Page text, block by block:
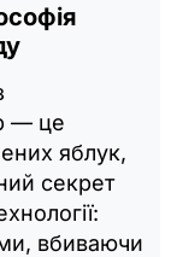
— це
яблук,
секрет
вбиваючи